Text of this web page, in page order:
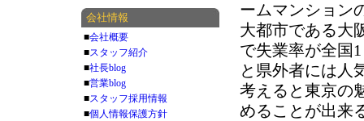
ームマンション
大都市である大
で失業率が全国
と県外者には人
考えると東京の
めることが出来
会社情報
■会社概要
■スタッフ紹介
■社長blog
■営業blog
■スタッフ採用情報
■個人情報保護方針